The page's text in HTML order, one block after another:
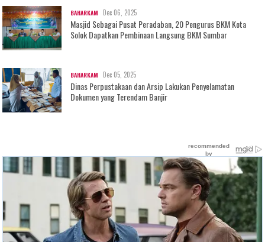
BAHARKAM Dec 06, 2025
Masjid Sebagai Pusat Peradaban, 20 Pengurus BKM Kota
Solok Dapatkan Pembinaan Langsung BKM Sumbar
BAHARKAM Dec 05, 2025
Dinas Perpustakaan dan Arsip Lakukan Penyelamatan
Dokumen yang Terendam Banjir